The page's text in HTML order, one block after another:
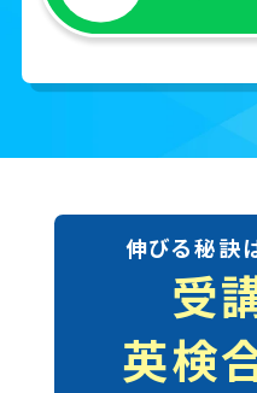
伸びる秘訣
受
英検